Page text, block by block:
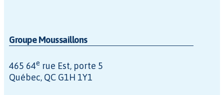
Groupe Moussaillons
465 64e rue Est, porte 5
Québec, QC G1H 1Y1